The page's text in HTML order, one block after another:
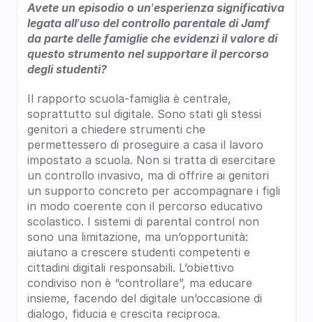
Avete un episodio o un’esperienza significativa
legata all’uso del controllo parentale di Jamf
da parte delle famiglie che evidenzi il valore di
questo strumento nel supportare il percorso
degli studenti?
Il rapporto scuola-famiglia è centrale,
soprattutto sul digitale. Sono stati gli stessi
genitori a chiedere strumenti che
permettessero di proseguire a casa il lavoro
impostato a scuola. Non si tratta di esercitare
un controllo invasivo, ma di offrire ai genitori
un supporto concreto per accompagnare i figli
in modo coerente con il percorso educativo
scolastico. I sistemi di parental control non
sono una limitazione, ma un’opportunità:
aiutano a crescere studenti competenti e
cittadini digitali responsabili. L’obiettivo
condiviso non è “controllare”, ma educare
insieme, facendo del digitale un’occasione di
dialogo, fiducia e crescita reciproca.